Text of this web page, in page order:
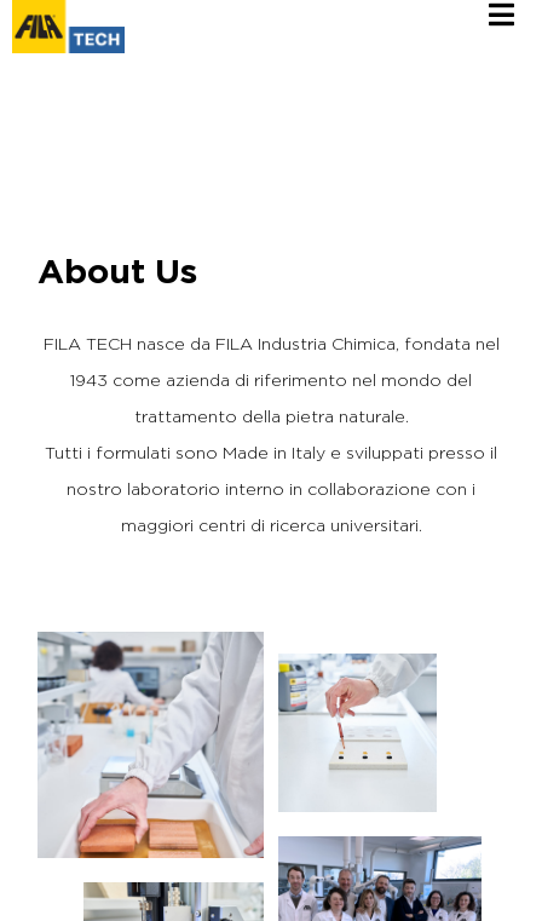
About Us
FILA TECH nasce da FILA Industria Chimica, fondata nel
1943 come azienda di riferimento nel mondo del
trattamento della pietra naturale.
Tutti i formulati sono Made in Italy e sviluppati presso il
nostro laboratorio interno in collaborazione con i
maggiori centri di ricerca universitari.